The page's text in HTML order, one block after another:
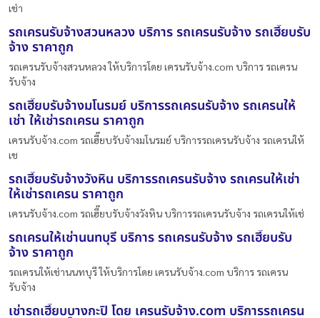
เช่า
รถเครนรับจ้างสวนหลวง บริการ รถเครนรับจ้าง รถเฮี๊ยบรับ
จ้าง ราคาถูก
รถเครนรับจ้างสวนหลวง ให้บริการโดย เครนรับจ้าง.com บริการ รถเครน
รับจ้าง
รถเฮี๊ยบรับจ้างมโนรมย์ บริการรถเครนรับจ้าง รถเครนให้
เช่า ให้เช่ารถเครน ราคาถูก
เครนรับจ้าง.com รถเฮี๊ยบรับจ้างมโนรมย์ บริการรถเครนรับจ้าง รถเครนให้
เช
รถเฮี๊ยบรับจ้างวังหิน บริการรถเครนรับจ้าง รถเครนให้เช่า
ให้เช่ารถเครน ราคาถูก
เครนรับจ้าง.com รถเฮี๊ยบรับจ้างวังหิน บริการรถเครนรับจ้าง รถเครนให้เช่
รถเครนให้เช่านนทบุรี บริการ รถเครนรับจ้าง รถเฮี๊ยบรับ
จ้าง ราคาถูก
รถเครนให้เช่านนทบุรี ให้บริการโดย เครนรับจ้าง.com บริการ รถเครน
รับจ้าง
เช่ารถเฮี๊ยบบางกะปิ โดย เครนรับจ้าง.com บริการรถเครน